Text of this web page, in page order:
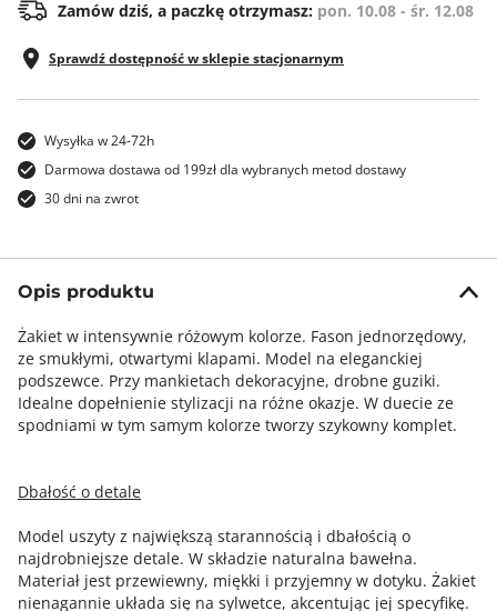
Zamów dziś, a paczkę otrzymasz: pon. 10.08 - śr. 12.08
Sprawdź dostępność w sklepie stacjonarnym
Wysyłka w 24-72h
Darmowa dostawa od 199zł dla wybranych metod dostawy
30 dni na zwrot
Opis produktu
Żakiet w intensywnie różowym kolorze. Fason jednorzędowy,
ze smukłymi, otwartymi klapami. Model na eleganckiej
podszewce. Przy mankietach dekoracyjne, drobne guziki.
Idealne dopełnienie stylizacji na różne okazje. W duecie ze
spodniami w tym samym kolorze tworzy szykowny komplet.
Dbałość o detale
Model uszyty z największą starannością i dbałością o
najdrobniejsze detale. W składzie naturalna bawełna.
Materiał jest przewiewny, miękki i przyjemny w dotyku. Żakiet
nienagannie układa się na sylwetce, akcentując jej specyfikę.